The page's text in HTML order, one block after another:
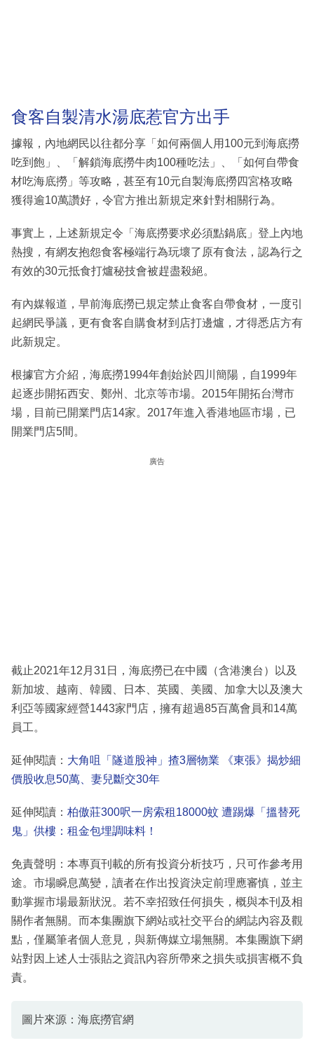
食客自製清水湯底惹官方出手
據報，內地網民以往都分享「如何兩個人用100元到海底撈
吃到飽」、「解鎖海底撈牛肉100種吃法」、「如何自帶食
材吃海底撈」等攻略，甚至有10元自製海底撈四宮格攻略
獲得逾10萬讚好，令官方推出新規定來針對相關行為。
事實上，上述新規定令「海底撈要求必須點鍋底」登上內地
熱搜，有網友抱怨食客極端行為玩壞了原有食法，認為行之
有效的30元抵食打爐秘技會被趕盡殺絕。
有內媒報道，早前海底撈已規定禁止食客自帶食材，一度引
起網民爭議，更有食客自購食材到店打邊爐，才得悉店方有
此新規定。
根據官方介紹，海底撈1994年創始於四川簡陽，自1999年
起逐步開拓西安、鄭州、北京等市場。2015年開拓台灣市
場，目前已開業門店14家。2017年進入香港地區市場，已
開業門店5間。
廣告
截止2021年12月31日，海底撈已在中國（含港澳台）以及
新加坡、越南、韓國、日本、英國、美國、加拿大以及澳大
利亞等國家經營1443家門店，擁有超過85百萬會員和14萬
員工。
延伸閱讀： 大角咀「隧道股神」揸3層物業 《東張》揭炒細
價股收息50萬、妻兒斷交30年
延伸閱讀： 柏傲莊300呎一房索租18000蚊 遭踢爆「搵替死
鬼」供樓：租金包埋調味料！
免責聲明：本專頁刊載的所有投資分析技巧，只可作參考用
途。市場瞬息萬變，讀者在作出投資決定前理應審慎，並主
動掌握市場最新狀況。若不幸招致任何損失，概與本刊及相
關作者無關。而本集團旗下網站或社交平台的網誌內容及觀
點，僅屬筆者個人意見，與新傳媒立場無關。本集團旗下網
站對因上述人士張貼之資訊內容所帶來之損失或損害概不負
責。
圖片來源：海底撈官網